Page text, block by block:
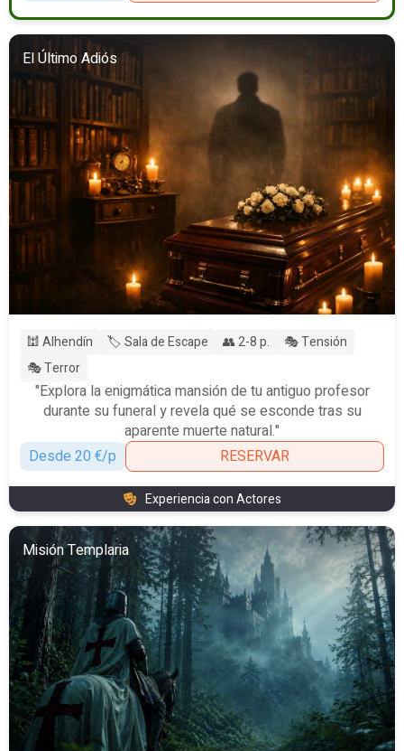
El Último Adiós
🕍 Alhendín 🏷️ Sala de Escape 👥 2-8 p.
🎭 Tensión
🎭 Terror
"Explora la enigmática mansión de tu antiguo profesor
durante su funeral y revela qué se esconde tras su
aparente muerte natural."
Desde 20 €/p
RESERVAR
Experiencia con Actores
Misión Templaria